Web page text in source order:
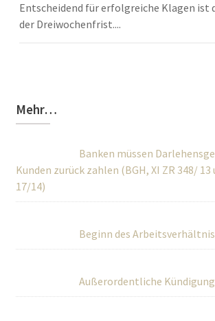
Entscheidend für erfolgreiche Klagen ist
der Dreiwochenfrist....
Mehr…
Banken müssen
Kunden zurück zahlen (BGH, XI ZR 348/ 13
17/14)
Beginn des
Außerordentliche